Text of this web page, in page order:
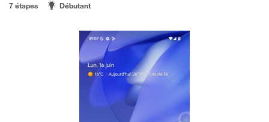
7 étapes Débutant